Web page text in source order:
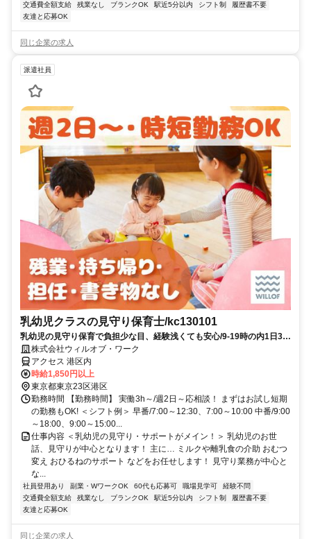
交通費全額支給
残業なし ブランクOK 駅近5分以内 シフト制
履歴書不要
友達と応募OK
同じ企業の求人
派遣社員
乳幼児クラスの見守り保育士/kc130101
乳幼児の見守り保育で負担少な目、経験浅くても安心/9-19時の内1日3h
～短時間【お試し短期ok】
株式会社ウィルオブ・ワーク
アクセス 港区内
時給1,850円以上
東京都東京23区港区
勤務時間 【勤務時間】 実働3h～/週2日～応相談！ まずはお試し短期
の勤務もOK! ＜シフト例＞ 早番/7:00～12:30、7:00～10:00 中番/9:00
～18:00、9:00～15:00...
仕事内容 ＜乳幼児の見守り・サポートがメイン！＞ 乳幼児のお世
話、見守りが中心となります！ 主に… ミルクや離乳食の介助 おむつ
変え おひるねのサポート などをお任せします！ 見守り業務が中心と
な...
社員登用あり 副業・WワークOK 60代も応募可 職場見学可
経験不問
交通費全額支給
残業なし ブランクOK 駅近5分以内 シフト制
履歴書不要
友達と応募OK
同じ企業の求人